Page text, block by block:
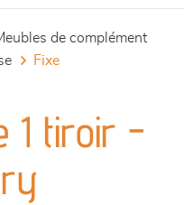
meubles de complément
fixe
1 tiroir -